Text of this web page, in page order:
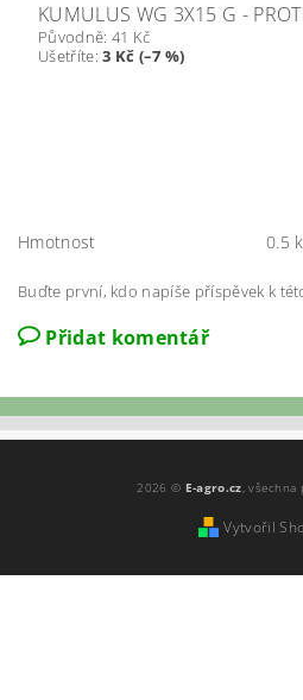
KUMULUS WG 3X15 G -
Původně: 41 Kč
Ušetříte:3 Kč (–7 %)
Hmotnost 0.5
Buďte první, kdo napíše příspěvek k
Přidat komentář
2026 © E-agro.cz, všechna
Vytvořil